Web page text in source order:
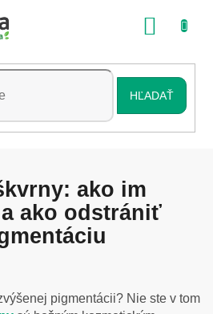
HĽADAŤ
ako im
ako odstrániť
pigmentácii? Nie ste v tom